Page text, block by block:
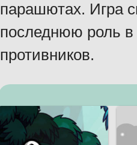
парашютах. Игра
последнюю роль в
противников.